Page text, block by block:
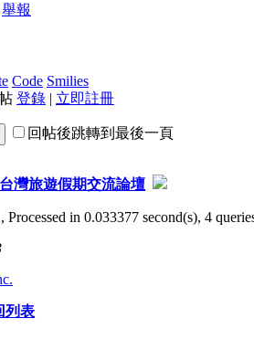
舉報
Code Smilies
登錄 | 立即註冊
回帖後跳轉到最後一頁
台灣旅遊假期交流論壇
, Processed in 0.033377 second(s), 4
列表